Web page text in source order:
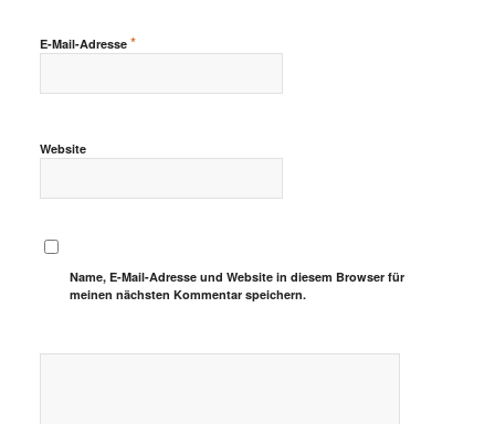
E-Mail-Adresse *
Website
Name, E-Mail-Adresse und Website in diesem Browser für
meinen nächsten Kommentar speichern.